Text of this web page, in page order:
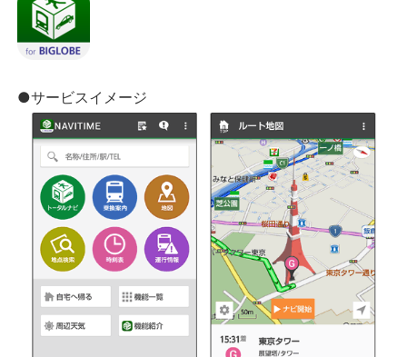
●サービスイメージ